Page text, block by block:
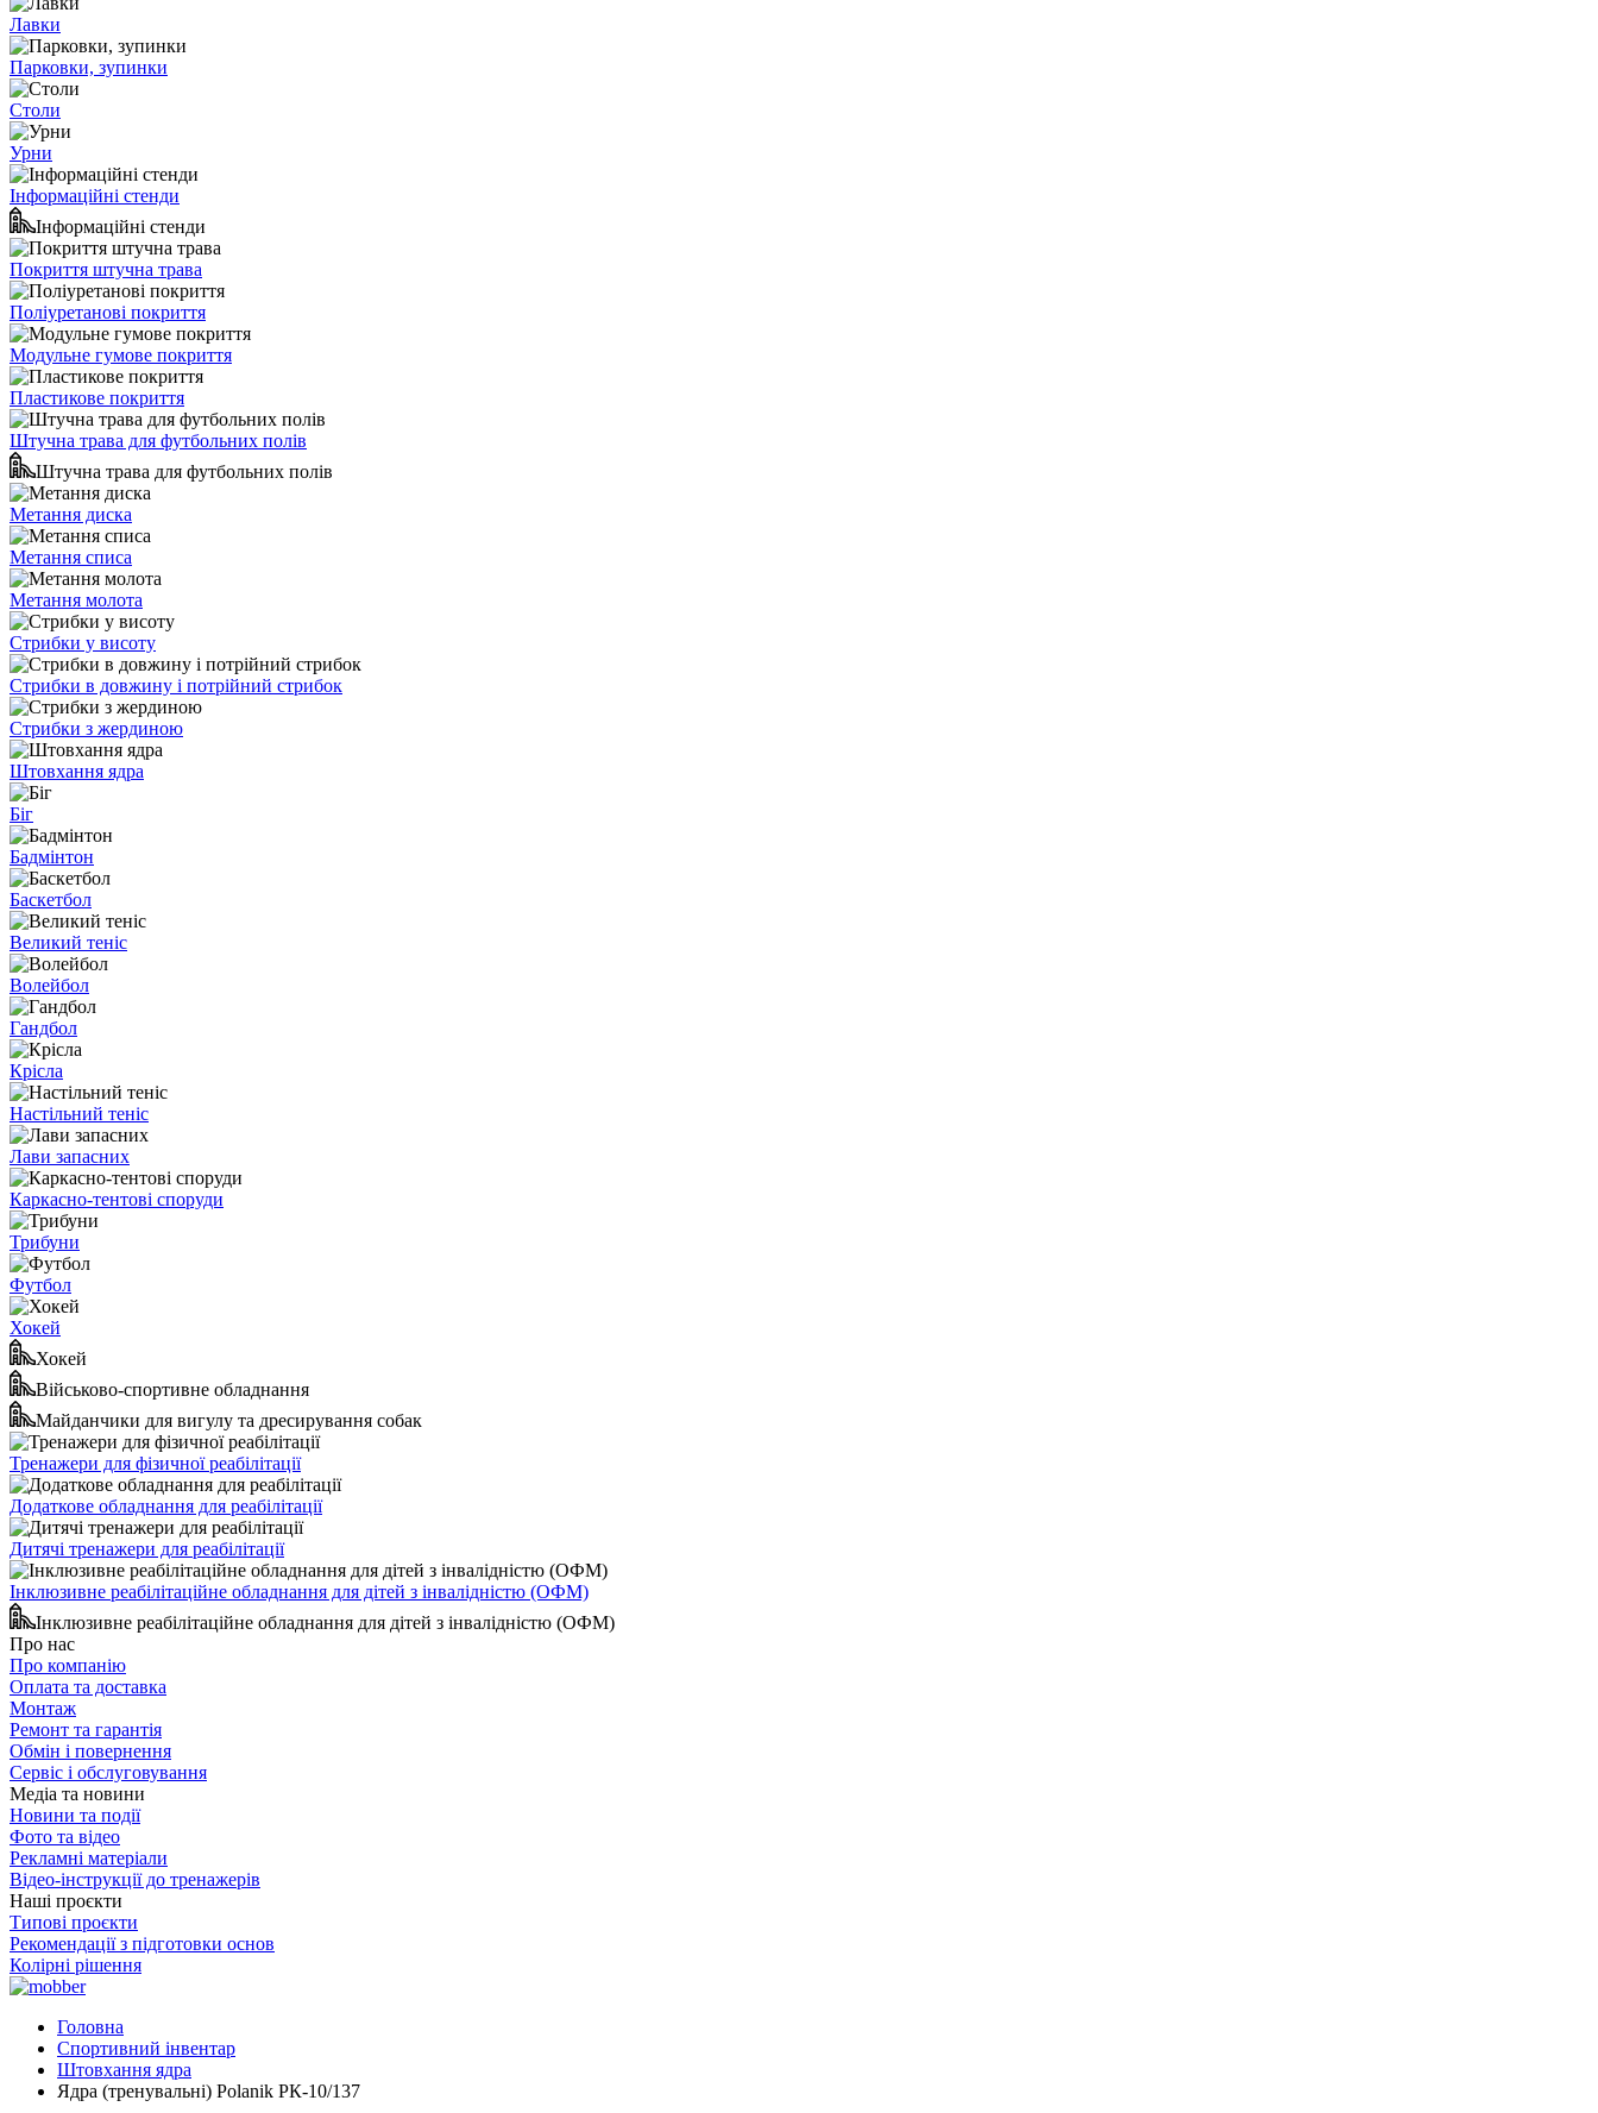
Лавки
Парковки, зупинки
Столи
Урни
Інформаційні стенди
Інформаційні стенди
Покриття штучна трава
Поліуретанові покриття
Модульне гумове покриття
Пластикове покриття
Штучна трава для футбольних полів
Штучна трава для футбольних полів
Метання диска
Метання списа
Метання молота
Стрибки у висоту
Стрибки в довжину і потрійний стрибок
Стрибки з жердиною
Штовхання ядра
Біг
Бадмінтон
Баскетбол
Великий теніс
Волейбол
Гандбол
Крісла
Настільний теніс
Лави запасних
Каркасно-тентові споруди
Трибуни
Футбол
Хокей
Хокей
Військово-спортивне обладнання
Майданчики для вигулу та дресирування собак
Тренажери для фізичної реабілітації
Додаткове обладнання для реабілітації
Дитячі тренажери для реабілітації
Інклюзивне реабілітаційне обладнання для дітей з інвалідністю (ОФМ)
Інклюзивне реабілітаційне обладнання для дітей з інвалідністю (ОФМ)
Про нас
Про компанію
Оплата та доставка
Монтаж
Ремонт та гарантія
Обмін і повернення
Сервіс і обслуговування
Медіа та новини
Новини та події
Фото та відео
Рекламні матеріали
Відео-інструкції до тренажерів
Наші проєкти
Типові проєкти
Рекомендації з підготовки основ
Колірні рішення
Головна
Спортивний інвентар
Штовхання ядра
Ядра (тренувальні) Polanik РК-10/137